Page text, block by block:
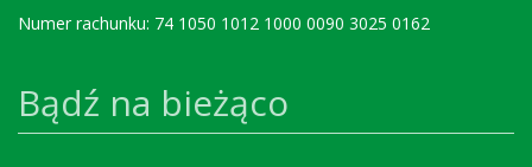
Numer rachunku: 74 1050 1012 1000 0090 3025 0162
Bądź na bieżąco